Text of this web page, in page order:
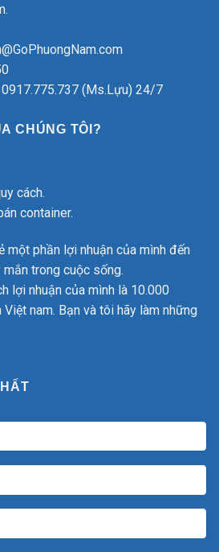
(Ms.Lựu) 24/7
CHÚNG TÔI?
cách.
container.
một phần lợi nhuận của mình đến
trong cuộc sống.
lợi nhuận của mình là 10.000
nam. Bạn và tôi hãy làm những